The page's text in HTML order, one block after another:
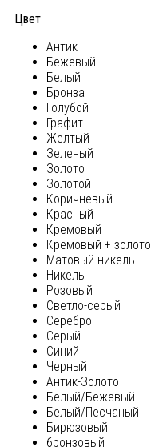
Цвет
Антик
Бежевый
Белый
Бронза
Голубой
Графит
Желтый
Зеленый
Золото
Золотой
Коричневый
Красный
Кремовый
Кремовый + золото
Матовый никель
Никель
Розовый
Светло-серый
Серебро
Серый
Синий
Черный
Антик-Золото
Белый/Бежевый
Белый/Песчаный
Бирюзовый
бронзовый